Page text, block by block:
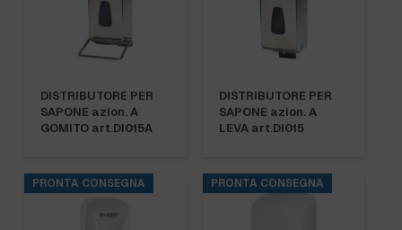
DISTRIBUTORE PER
SAPONE azion. A
GOMITO art.DI015A
DISTRIBUTORE PER
SAPONE azion. A
LEVA art.DI015
PRONTA CONSEGNA PRONTA CONSEGNA